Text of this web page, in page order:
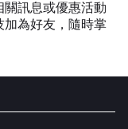
訊息或優惠活動
加為好友，隨時掌